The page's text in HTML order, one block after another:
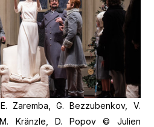
Zaremba, G. Bezzubenkov, V.
Kränzle, D. Popov © Julien